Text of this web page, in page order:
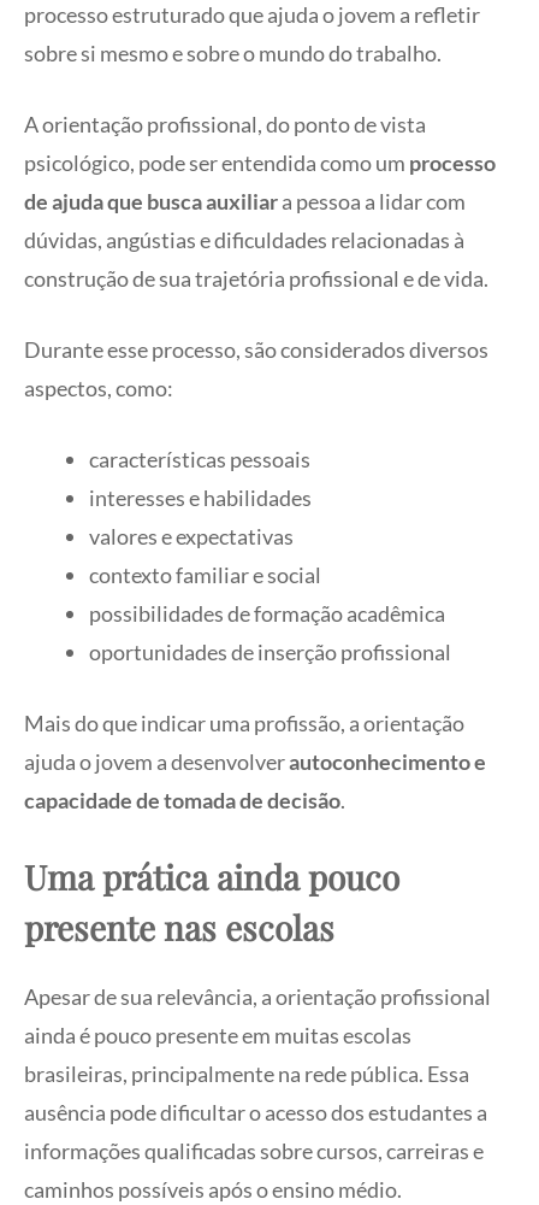
processo estruturado que ajuda o jovem a refletir
sobre si mesmo e sobre o mundo do trabalho.
A orientação profissional, do ponto de vista
psicológico, pode ser entendida como um processo
de ajuda que busca auxiliara pessoa a lidar com
dúvidas, angústias e dificuldades relacionadas à
construção de sua trajetória profissional e de vida.
Durante esse processo, são considerados diversos
aspectos, como:
características pessoais
interesses e habilidades
valores e expectativas
contexto familiar e social
possibilidades de formação acadêmica
oportunidades de inserção profissional
Mais do que indicar uma profissão, a orientação
ajuda o jovem a desenvolverautoconhecimento e
capacidade de tomada de decisão.
Uma prática ainda pouco
presente nas escolas
Apesar de sua relevância, a orientação profissional
ainda é pouco presente em muitas escolas
brasileiras, principalmente na rede pública. Essa
ausência pode dificultar o acesso dos estudantes a
informações qualificadas sobre cursos, carreiras e
caminhos possíveis após o ensino médio.